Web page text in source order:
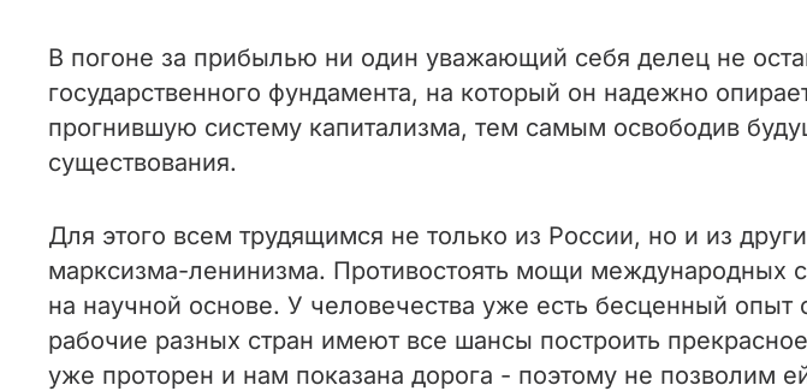
В погоне за прибылью ни один уважающий себя делец не
государственного фундамента, на который он надежно
прогнившую систему капитализма, тем самым освободив
существования.
Для этого всем трудящимся не только из России, но и из
марксизма-ленинизма. Противостоять мощи международных
на научной основе. У человечества уже есть бесценный
рабочие разных стран имеют все шансы построить
уже проторен и нам показана дорога - поэтому не позволим